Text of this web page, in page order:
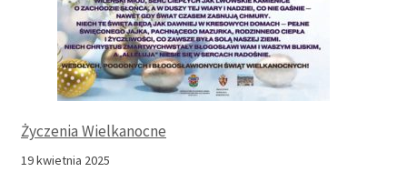
Życzenia Wielkanocne
19 kwietnia 2025